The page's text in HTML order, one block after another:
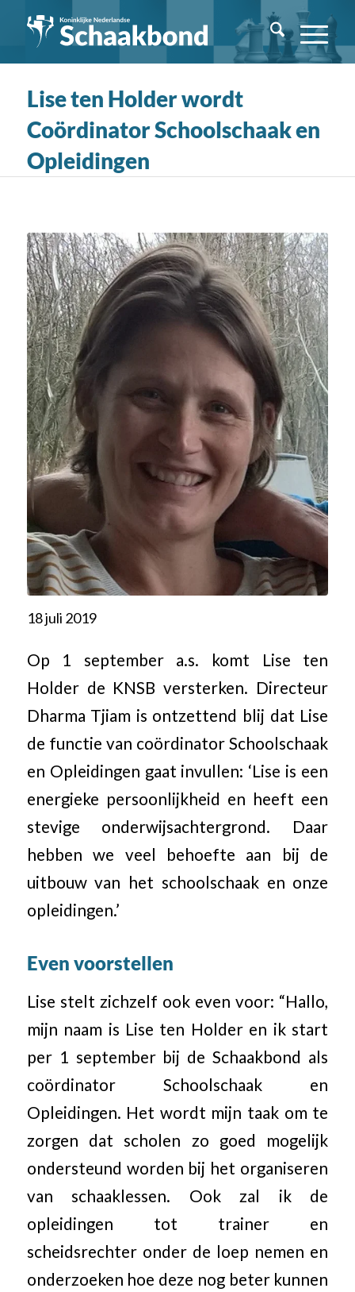
Lise ten Holder wordt
Coördinator Schoolschaak en
Opleidingen
18 juli 2019
Op 1 september a.s. komt Lise ten
Holder de KNSB versterken. Directeur
Dharma Tjiam is ontzettend blij dat Lise
de functie van coördinator Schoolschaak
en Opleidingen gaat invullen: ‘Lise is een
energieke persoonlijkheid en heeft een
stevige onderwijsachtergrond. Daar
hebben we veel behoefte aan bij de
uitbouw van het schoolschaak en onze
opleidingen.’
Even voorstellen
Lise stelt zichzelf ook even voor: “Hallo,
mijn naam is Lise ten Holder en ik start
per 1 september bij de Schaakbond als
coördinator Schoolschaak en
Opleidingen. Het wordt mijn taak om te
zorgen dat scholen zo goed mogelijk
ondersteund worden bij het organiseren
van schaaklessen. Ook zal ik de
opleidingen tot trainer en
scheidsrechter onder de loep nemen en
onderzoeken hoe deze nog beter kunnen